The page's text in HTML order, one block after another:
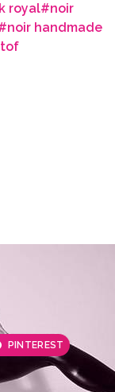
royal#noir
handmade
PINTEREST